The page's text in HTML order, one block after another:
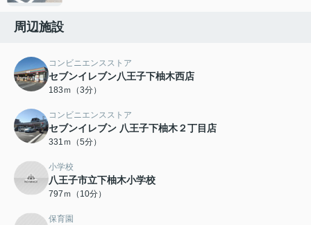
周辺施設
コンビニエンスストア
セブンイレブン八王子下柚木西店
183ｍ（3分）
コンビニエンスストア
セブンイレブン 八王子下柚木２丁目店
331ｍ（5分）
小学校
八王子市立下柚木小学校
797ｍ（10分）
保育園